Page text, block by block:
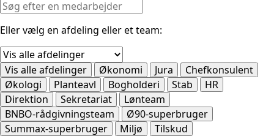
Eller vælg en afdeling eller et team:
Vis alle afdelinger Økonomi Jura
Chefkonsulent
Økologi
Planteavl Bogholderi Stab
HR
Direktion
Sekretariat
Lønteam
BNBO-rådgivningsteam
Ø90-superbruger
Summax-superbruger
Miljø Tilskud